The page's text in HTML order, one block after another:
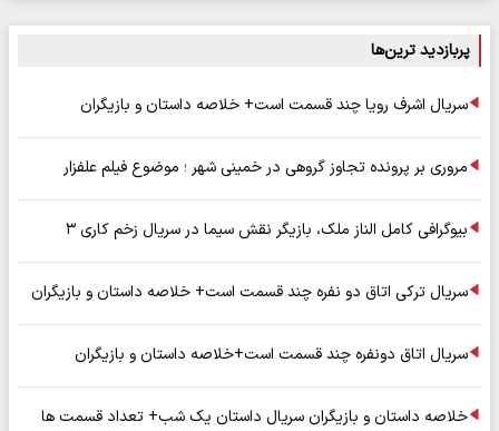
پربازدید ترین‌ها
سریال اشرف رویا چند قسمت است+ خلاصه داستان و بازیگران
مروری بر پرونده تجاوز گروهی در خمینی شهر ؛ موضوع فیلم علفزار
بیوگرافی کامل الناز ملک، بازیگر نقش سیما در سریال زخم کاری ۳
سریال ترکی اتاق دو نفره چند قسمت است+ خلاصه داستان و بازیگران
سریال اتاق دونفره چند قسمت است+خلاصه داستان و بازیگران
خلاصه داستان و بازیگران سریال داستان یک شب+ تعداد قسمت ها